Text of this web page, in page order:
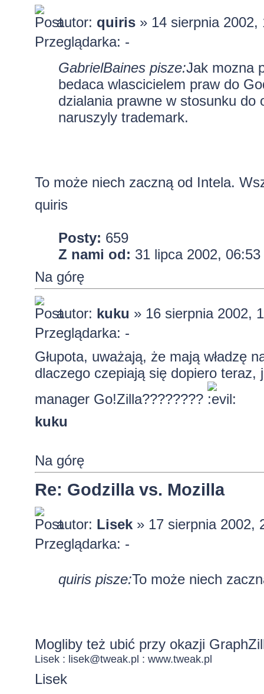
autor: quiris» 14 sierpnia 2002,
Przeglądarka: -
GabrielBaines pisze:Jak mozna
bedaca wlascicielem praw do
dzialania prawne w stosunku
naruszyly trademark.
To może niech zaczną od Intela.
quiris
Posty: 659
Z nami od: 31 lipca 2002, 06:53
Na górę
autor: kuku » 16 sierpnia 2002,
Przeglądarka: -
Głupota, uważają, że mają władzę
dlaczego czepiają się dopiero
manager Go!Zilla????????
kuku
Na górę
Re: Godzilla vs. Mozilla
autor: Lisek» 17 sierpnia 2002,
Przeglądarka: -
quiris pisze:To może niech
Mogliby też ubić przy okazji
Lisek : lisek@tweak.pl : www.tweak.pl
Lisek